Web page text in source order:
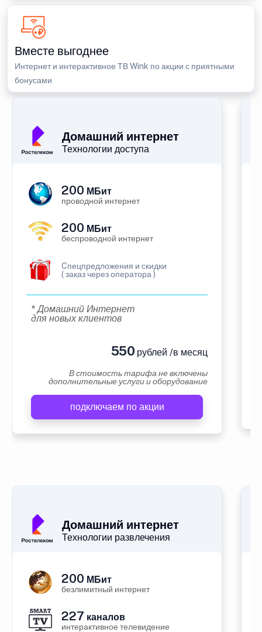
Вместе выгоднее
Интернет и интерактивное ТВ Wink по акции с приятными
бонусами
Домашний интернет
Технологии доступа
200 МБит
проводной интернет
200 МБит
беспроводной интернет
Cпецпредложения и скидки
( заказ через оператора )
* Домашний Интернет
для новых клиентов
550 рублей /в месяц
В стоимость тарифа не включены
дополнительные услуги и оборудование
подключаем по акции
Домашний интернет
Технологии развлечения
200 МБит
безлимитный интернет
227 каналов
интерактивное телевидение